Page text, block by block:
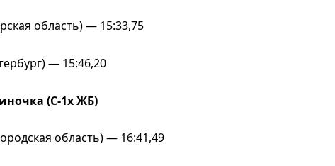
область) — 15:33,75
— 15:46,20
(С-1х ЖБ)
область) — 16:41,49